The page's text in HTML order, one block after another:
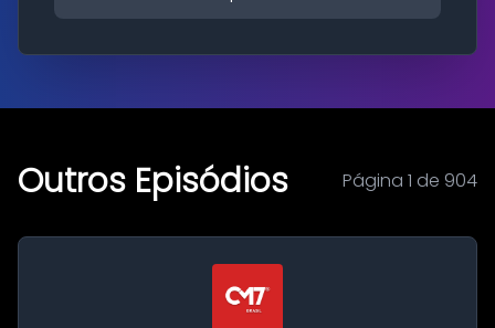
Outros Episódios Página 1 de 904